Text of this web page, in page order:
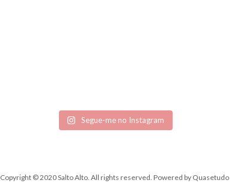
Segue-me no Instagram
Copyright © 2020 Salto Alto. All rights reserved. Powered by Quasetudo